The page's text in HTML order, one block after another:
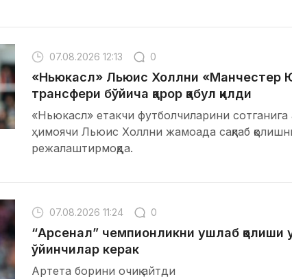
07.08.2026 12:13 0
«Ньюкасл» Льюис Холлни «Манчестер
трансфери бўйича қарор қабул қилди
«Ньюкасл» етакчи футболчиларини сотганига
ҳимоячи Льюис Холлни жамоада сақлаб
режалаштирмоқда.
07.08.2026 11:24 0
“Арсенал” чемпионликни ушлаб қолиши
ўйинчилар керак
Артета борини очиқ айтди